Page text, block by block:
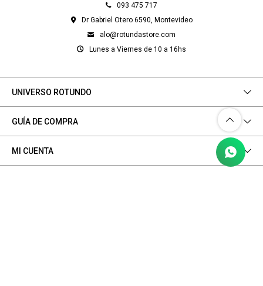
093 475 717
Dr Gabriel Otero 6590, Montevideo
alo@rotundastore.com
Lunes a Viernes de 10 a 16hs
UNIVERSO ROTUNDO
GUÍA DE COMPRA
MI CUENTA